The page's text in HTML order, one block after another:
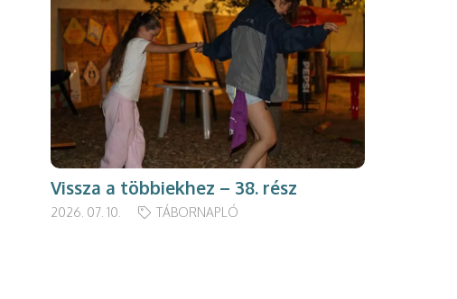
Vissza a többiekhez – 38. rész
2026. 07. 10. TÁBORNAPLÓ